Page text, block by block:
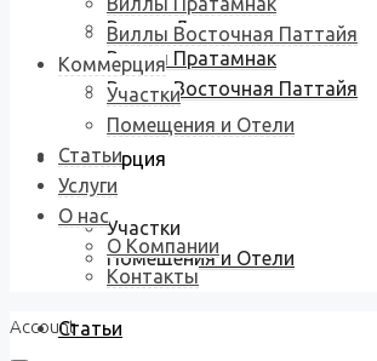
Виллы Джомтьен
Виллы Пратамнак
Виллы Восточная Паттайя
Коммерция
Участки
Помещения и Отели
Статьи
Виллы Восточная Паттайя
Коммерция
Участки
Помещения и Отели
Статьи
Услуги
О нас
О Компании
Контакты
Account